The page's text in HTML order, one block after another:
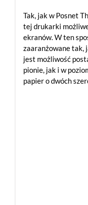
Tak, jak w Posnet
tej drukarki
ekranów. W ten
zaaranżowane tak,
jest możliwość
pionie, jak i w
papier o dwóch